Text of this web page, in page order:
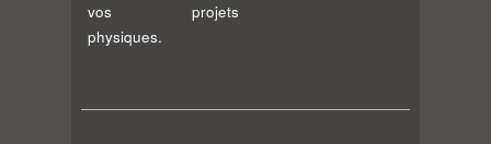
vos projets
physiques.